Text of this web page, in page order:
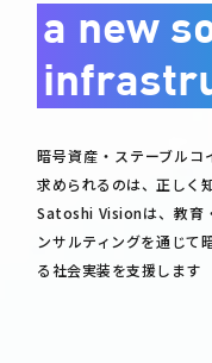
a new
暗号資産・ステーブルコ
求められるのは、正しく
Satoshi Visionは、教育
ンサルティングを通じて
る社会実装を支援します